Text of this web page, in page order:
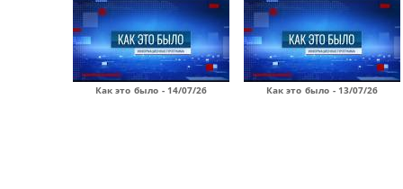
Как это было - 14/07/26 Как это было - 13/07/26